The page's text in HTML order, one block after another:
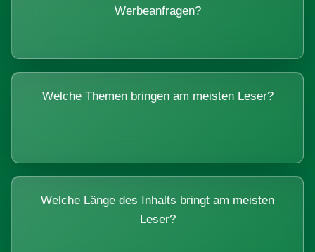
Werbeanfragen?
Welche Themen bringen am meisten Leser?
Welche Länge des Inhalts bringt am meisten
Leser?